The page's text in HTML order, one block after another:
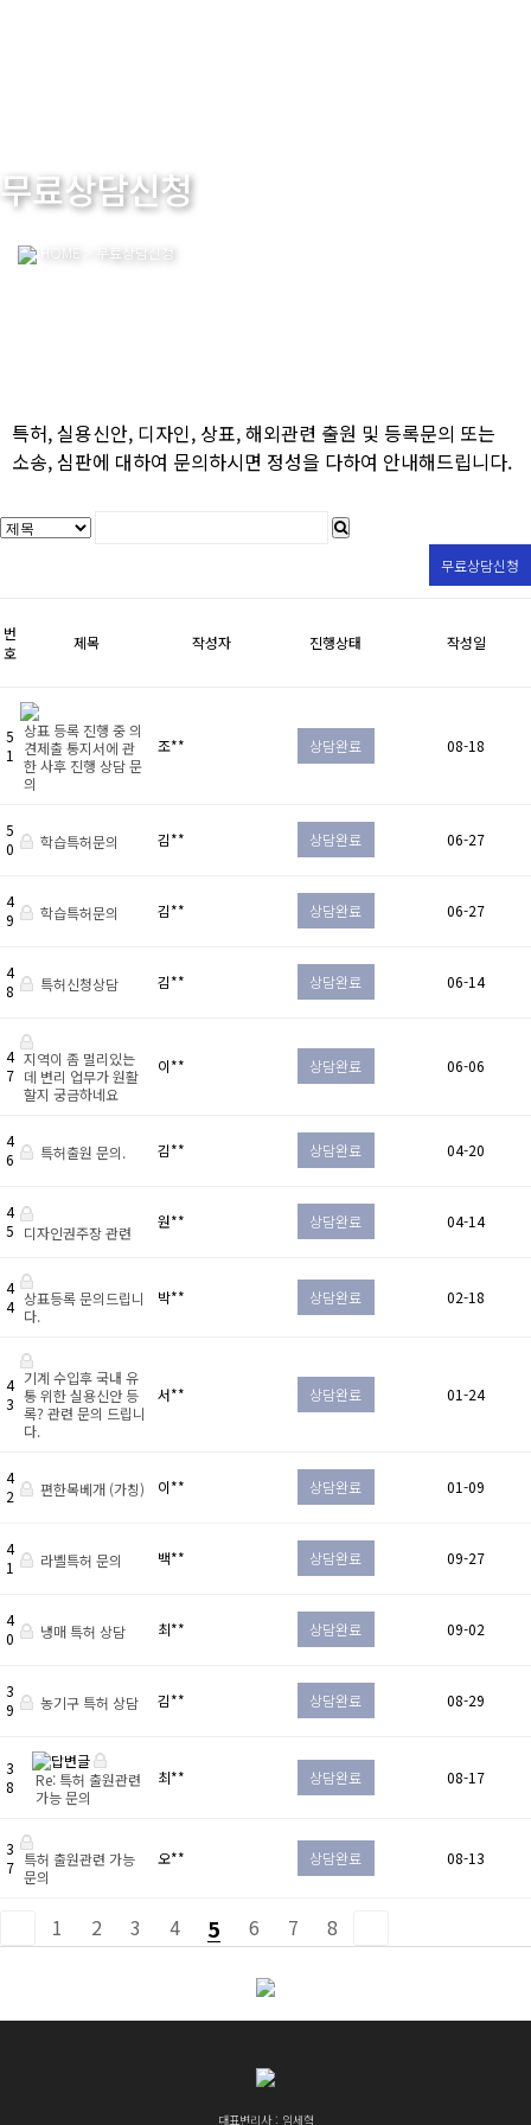
무료상담신청
HOME > 무료상담신청
특허, 실용신안, 디자인, 상표, 해외관련 출원 및 등록문의 또는
소송, 심판에 대하여 문의하시면 정성을 다하여 안내해드립니다.
무료상담신청
번
호
제목 작성자 진행상태 작성일
5
1
상표 등록 진행 중 의
견제출 통지서에 관
한 사후 진행 상담 문
의
조** 상담완료 08-18
5
0
학습특허문의 김** 상담완료 06-27
4
9
학습특허문의 김** 상담완료 06-27
4
8
특허신청상담 김** 상담완료 06-14
4
7
지역이 좀 멀리있는
데 변리 업무가 원활
할지 궁금하네요
이** 상담완료 06-06
4
6
특허출원 문의. 김** 상담완료 04-20
4
5 디자인권주장 관련
원** 상담완료 04-14
4
4 상표등록 문의드립니
다.
박** 상담완료 02-18
4
3
기계 수입후 국내 유
통 위한 실용신안 등
록? 관련 문의 드립니
다.
서** 상담완료 01-24
4
2
편한목베개 (가칭) 이** 상담완료 01-09
4
1
라벨특허 문의 백** 상담완료 09-27
4
0
냉매 특허 상담 최** 상담완료 09-02
3
9
농기구 특허 상담 김** 상담완료 08-29
3
8
Re: 특허 출원관련
가능 문의
최** 상담완료 08-17
3
7 특허 출원관련 가능
문의
오** 상담완료 08-13
1 2 3 4 5 6 7 8
대표변리사 : 임세혁